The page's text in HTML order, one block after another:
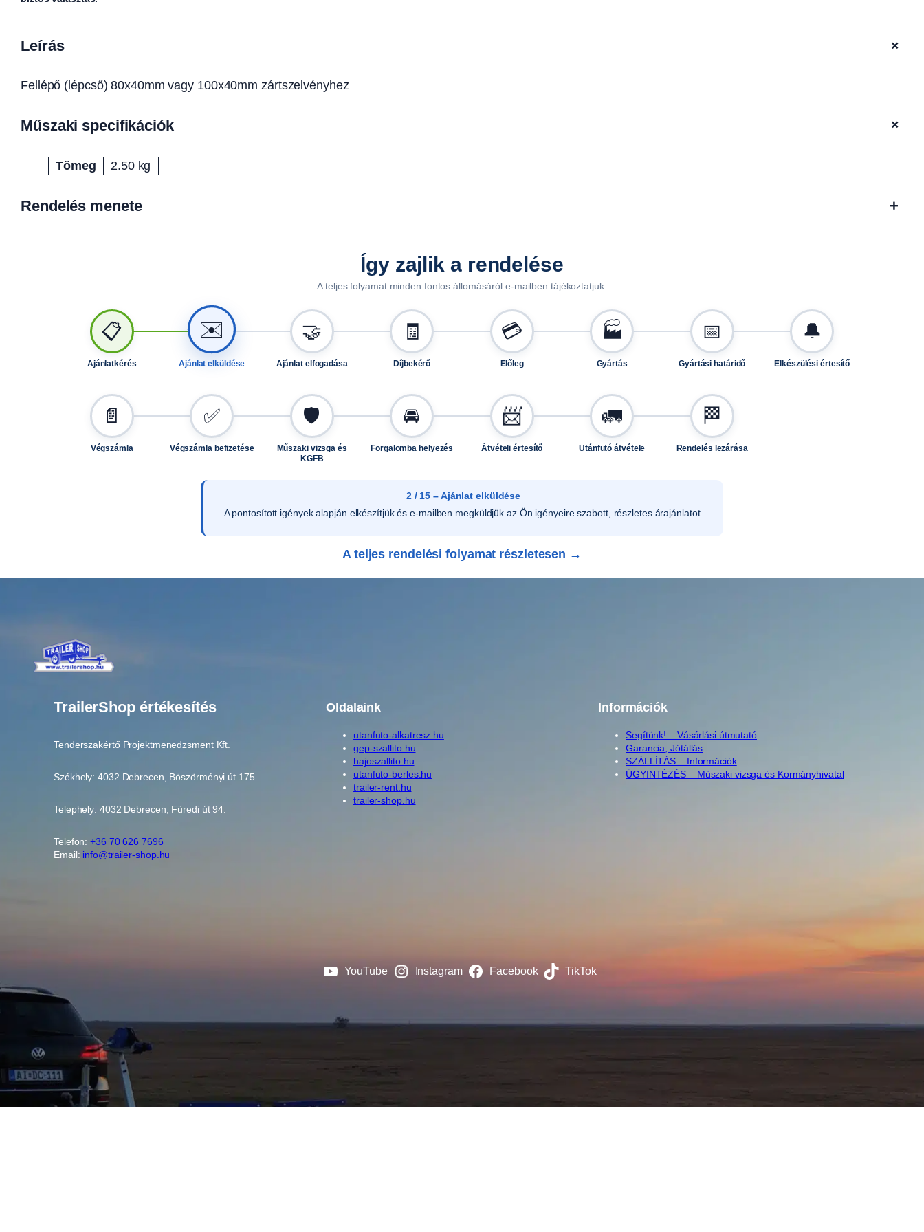
v
é
0
e
y
i
Leírás +
Fellépő (lépcső) 80x40mm vagy 100x40mm zártszelvényhez
Műszaki specifikációk +
Attribútumok Érték
Tömeg 2.50 kg
Rendelés menete +
Így zajlik a rendelése
A teljes folyamat minden fontos állomásáról e-mailben tájékoztatjuk.
📋
Ajánlatkérés
✉️
Ajánlat elküldése
🤝
Ajánlat elfogadása
🧾
Díjbekérő
💳
Előleg
🏭
Gyártás
📅
Gyártási határidő
🔔
Elkészülési értesítő
📄
Végszámla
✅
Végszámla befizetése
🛡️
Műszaki vizsga és
KGFB
🚘
Forgalomba helyezés
📨
Átvételi értesítő
🚛
Utánfutó átvétele
🏁
Rendelés lezárása
2 / 15 – Ajánlat elküldése
A pontosított igények alapján elkészítjük és e-mailben megküldjük az Ön igényeire szabott, részletes árajánlatot.
A teljes rendelési folyamat részletesen →
TrailerShop értékesítés
Tenderszakértő Projektmenedzsment Kft.
Székhely: 4032 Debrecen, Böszörményi út 175.
Telephely: 4032 Debrecen, Füredi út 94.
Telefon:+36 70 626 7696
Email: info@trailer-shop.hu
Oldalaink
utanfuto-alkatresz.hu
gep-szallito.hu
hajoszallito.hu
utanfuto-berles.hu
trailer-rent.hu
trailer-shop.hu
Információk
Segítünk! – Vásárlási útmutató
Garancia, Jótállás
SZÁLLÍTÁS – Információk
ÜGYINTÉZÉS – Műszaki vizsga és Kormányhivatal
YouTube Instagram Facebook TikTok